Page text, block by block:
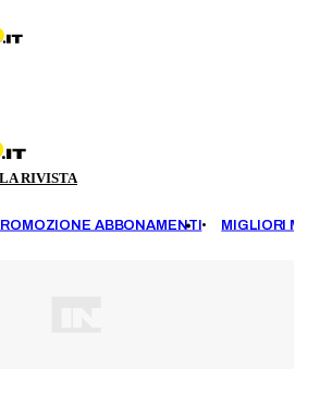
RIVISTA
ABBONAMENTI MIGLIORI